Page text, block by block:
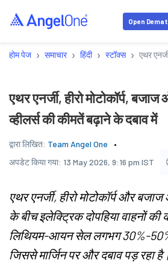
Open
होम पेज › समाचार › हिंदी › स्टॉक्स › एथर
एथर एनर्जी, हीरो मोटोकॉर्प,
व्हीलर्स की कीमतें बढ़ाने के दबाव में
द्वारा लिखित: Team Angel One
अपडेट किया गया: 13 May 2026, 9:16 pm IST
एथर एनर्जी, हीरो मोटोकॉर्प और
के बीच इलेक्ट्रिक दोपहिया वाहनों
लिथियम-आयन सेल लगभग 30%-
जिससे मार्जिन पर और दबाव पड़ रहा